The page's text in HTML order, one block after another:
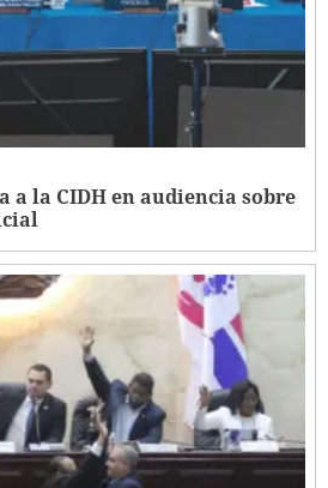
a la CIDH en audiencia sobre